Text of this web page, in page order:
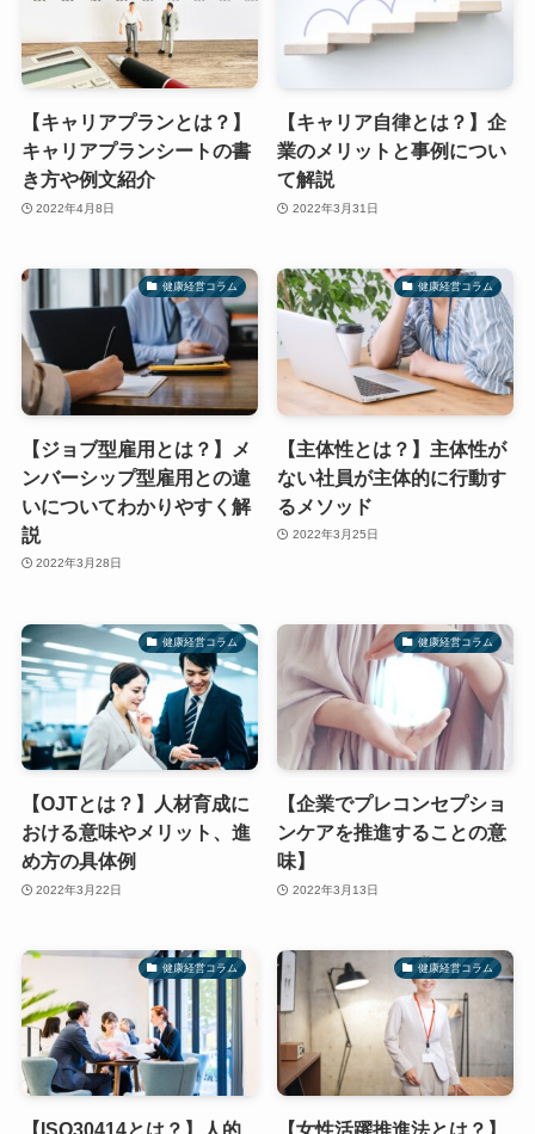
【キャリアプランとは？】
キャリアプランシートの書
き方や例文紹介
2022年4月8日
【キャリア自律とは？】企
業のメリットと事例につい
て解説
2022年3月31日
健康経営コラム
【ジョブ型雇用とは？】メ
ンバーシップ型雇用との違
いについてわかりやすく解
説
2022年3月28日
健康経営コラム
【主体性とは？】主体性が
ない社員が主体的に行動す
るメソッド
2022年3月25日
健康経営コラム
【OJTとは？】人材育成に
おける意味やメリット、進
め方の具体例
2022年3月22日
健康経営コラム
【企業でプレコンセプショ
ンケアを推進することの意
味】
2022年3月13日
健康経営コラム
【ISO30414とは？】人的
健康経営コラム
【女性活躍推進法とは？】